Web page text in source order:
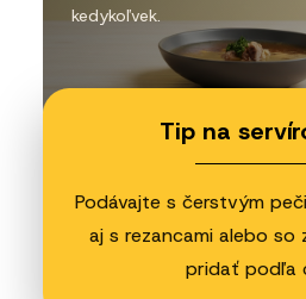
kedykoľvek.
Tip na
Podávajte s čerstvým
aj s rezancami alebo so
pridať podľa